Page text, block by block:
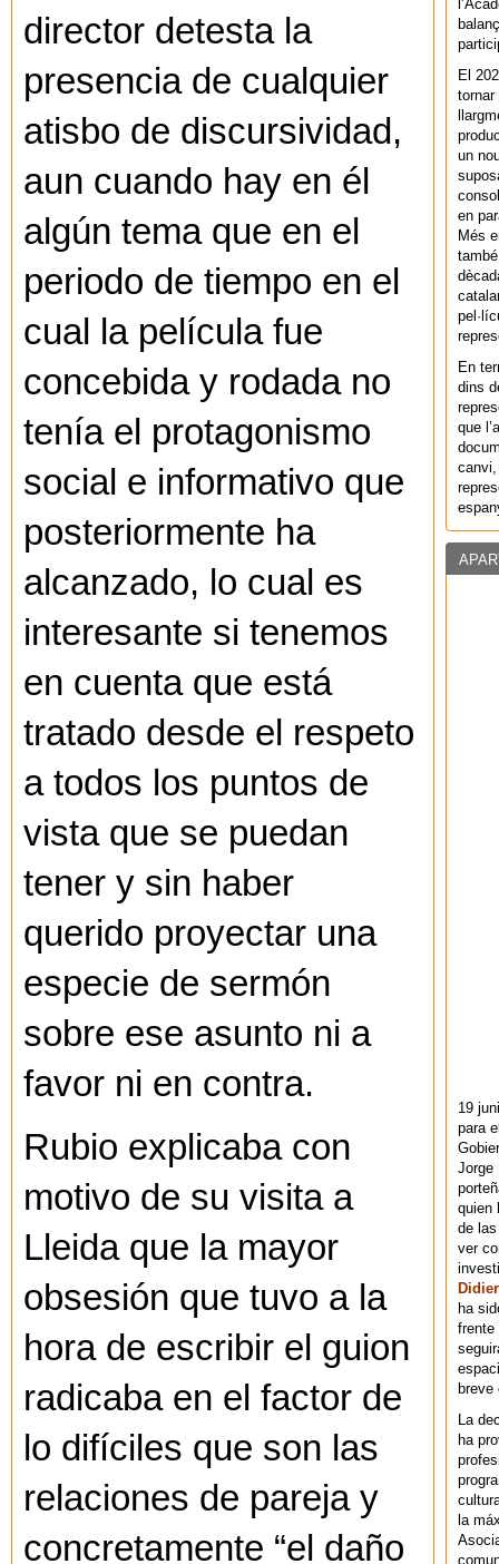
director detesta la
presencia de cualquier
atisbo de discursividad,
aun cuando hay en él
algún tema que en el
periodo de tiempo en el
cual la película fue
concebida y rodada no
tenía el protagonismo
social e informativo que
posteriormente ha
alcanzado, lo cual es
interesante si tenemos
en cuenta que está
tratado desde el respeto
a todos los puntos de
vista que se puedan
tener y sin haber
querido proyectar una
especie de sermón
sobre ese asunto ni a
favor ni en contra.
Rubio explicaba con
motivo de su visita a
Lleida que la mayor
obsesión que tuvo a la
hora de escribir el guion
radicaba en el factor de
lo difíciles que son las
relaciones de pareja y
concretamente “el daño
El
un
en
Més
En
dins
que
canvi,
19
para
Jorge
quien
de
ver
Didier
ha
frente
breve
La
ha
la